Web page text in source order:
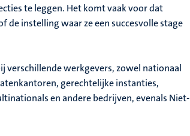
te leggen. Het komt vaak voor dat
instelling waar ze een succesvolle stage
verschillende werkgevers, zowel nationaal
gerechtelijke instanties,
en andere bedrijven, evenals Niet-